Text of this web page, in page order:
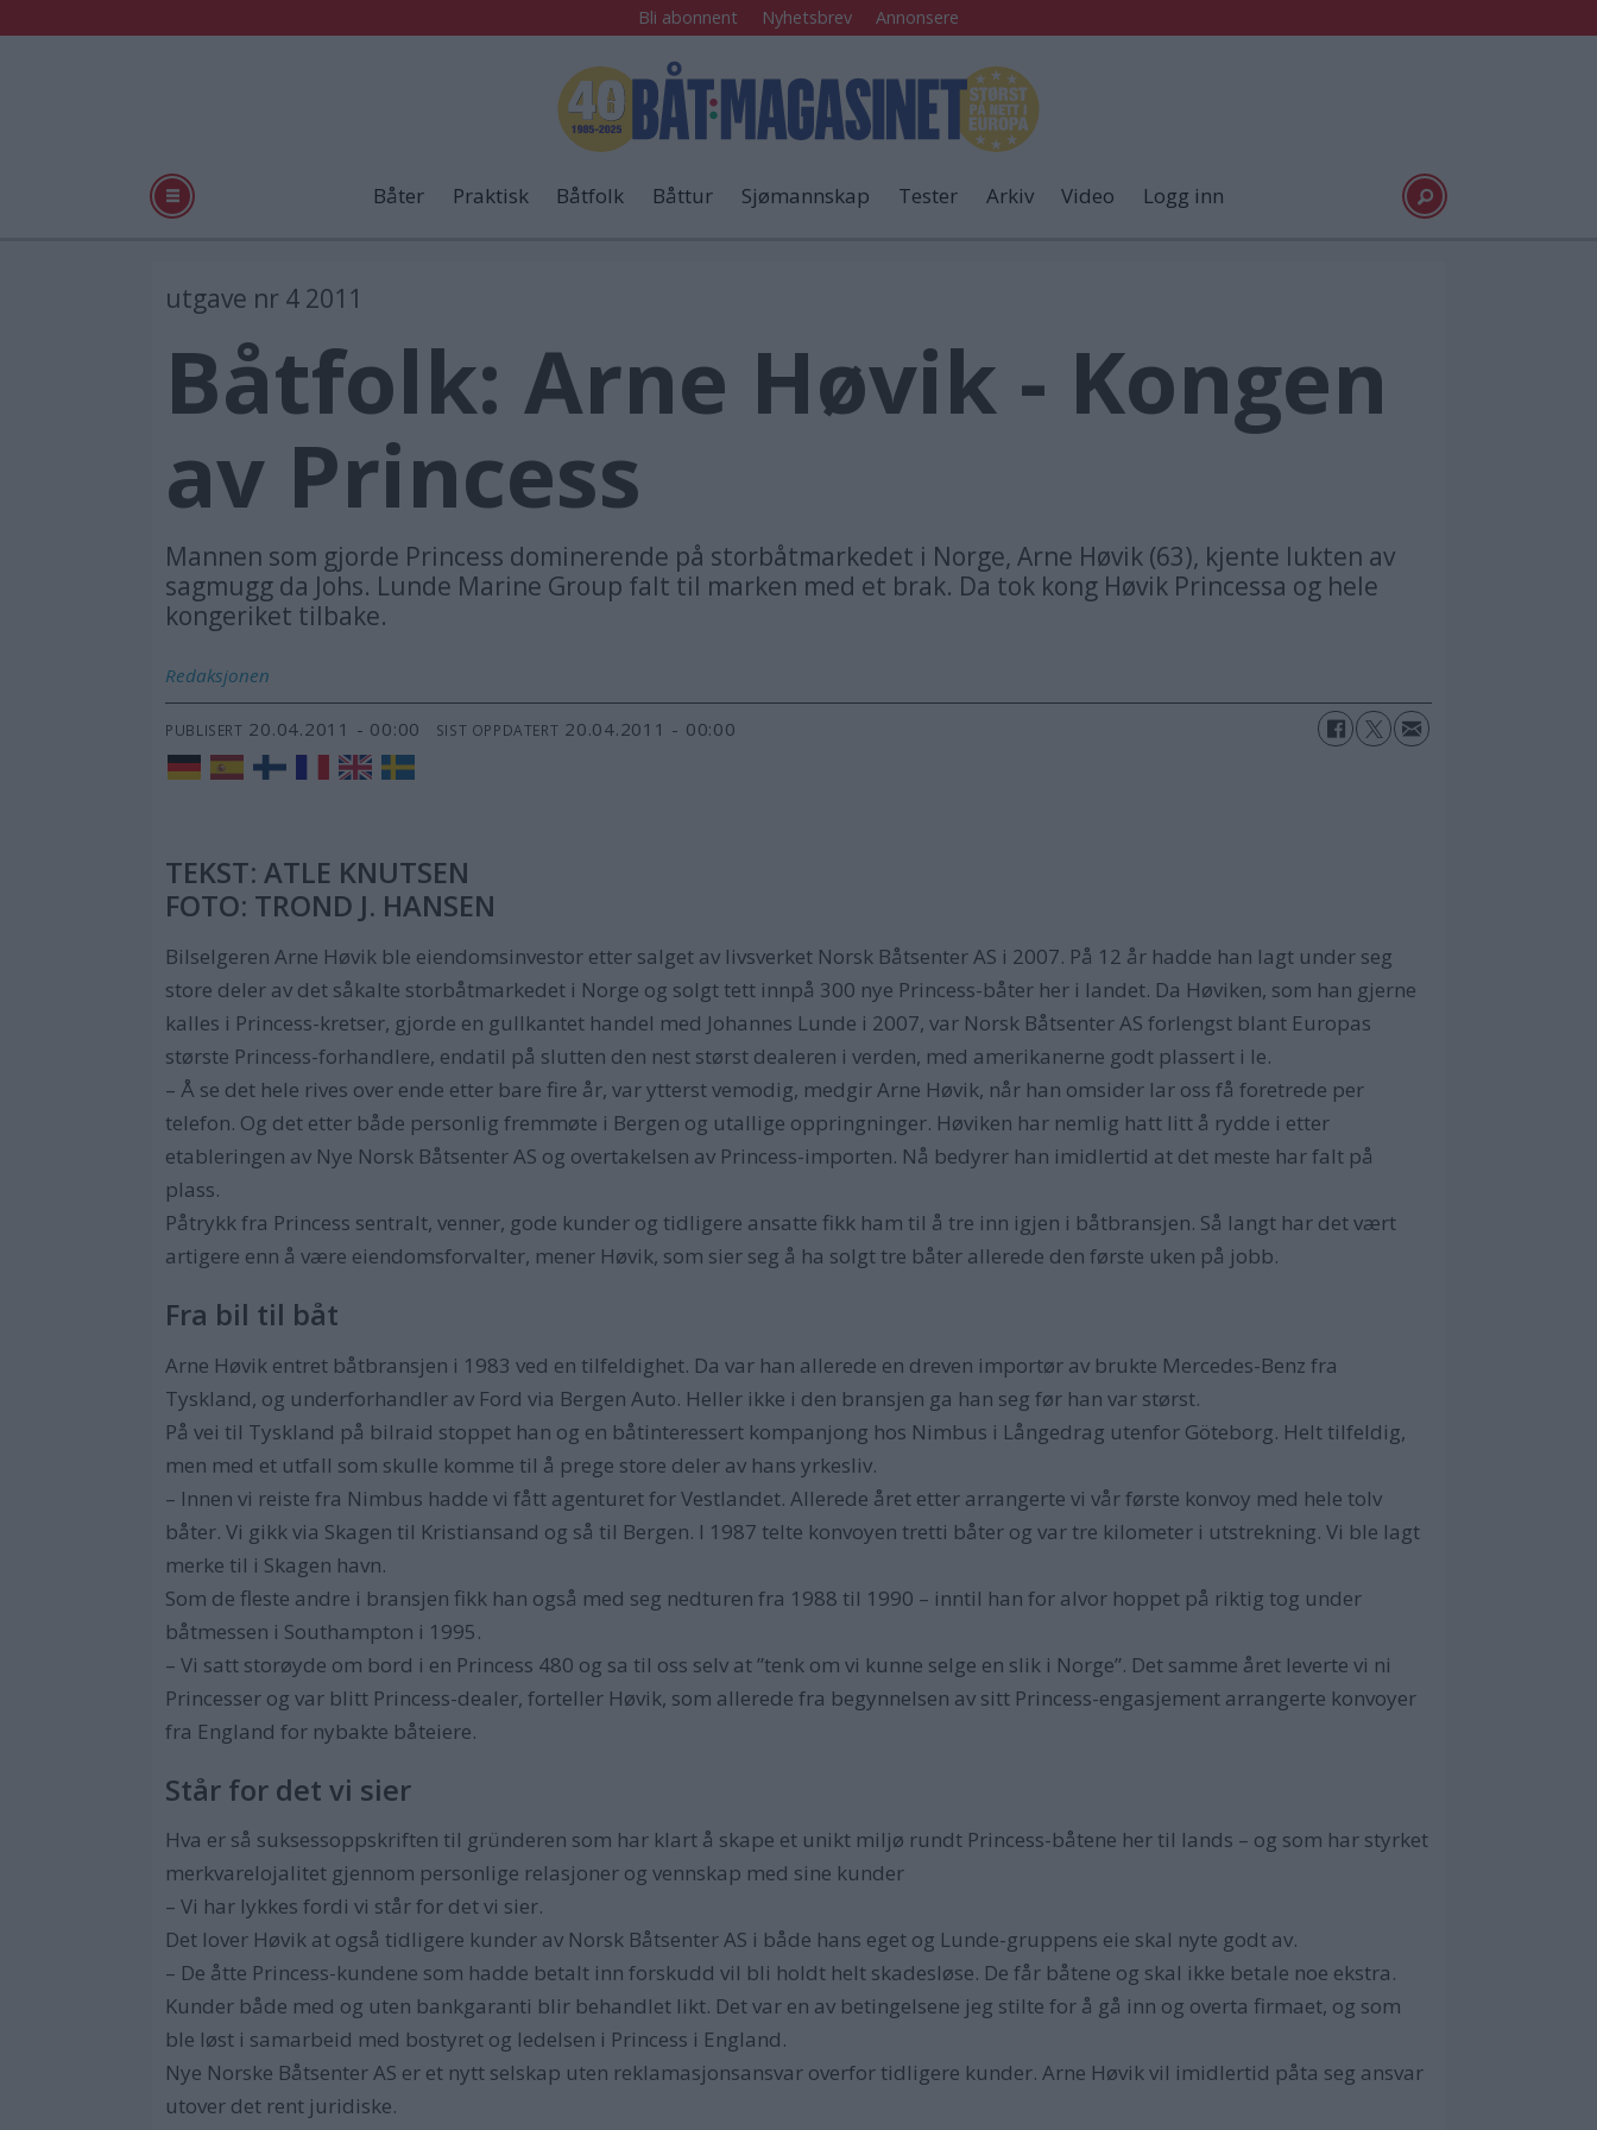
Bli abonnent Nyhetsbrev Annonsere
Båter Praktisk Båtfolk Båttur Sjømannskap Tester Arkiv Video Logg inn
utgave nr 4 2011
Båtfolk: Arne Høvik - Kongen
av Princess
Mannen som gjorde Princess dominerende på storbåtmarkedet i Norge, Arne Høvik (63), kjente lukten av
sagmugg da Johs. Lunde Marine Group falt til marken med et brak. Da tok kong Høvik Princessa og hele
kongeriket tilbake.
Redaksjonen
PUBLISERT 20.04.2011 - 00:00 SIST OPPDATERT 20.04.2011 - 00:00
TEKST: ATLE KNUTSEN
FOTO: TROND J. HANSEN
Bilselgeren Arne Høvik ble eiendomsinvestor etter salget av livsverket Norsk Båtsenter AS i 2007. På 12 år hadde han lagt under seg
store deler av det såkalte storbåtmarkedet i Norge og solgt tett innpå 300 nye Princess-båter her i landet. Da Høviken, som han gjerne
kalles i Princess-kretser, gjorde en gullkantet handel med Johannes Lunde i 2007, var Norsk Båtsenter AS forlengst blant Europas
største Princess-forhandlere, endatil på slutten den nest størst dealeren i verden, med amerikanerne godt plassert i le.
– Å se det hele rives over ende etter bare fire år, var ytterst vemodig, medgir Arne Høvik, når han omsider lar oss få foretrede per
telefon. Og det etter både personlig fremmøte i Bergen og utallige oppringninger. Høviken har nemlig hatt litt å rydde i etter
etableringen av Nye Norsk Båtsenter AS og overtakelsen av Princess-importen. Nå bedyrer han imidlertid at det meste har falt på
plass.
Påtrykk fra Princess sentralt, venner, gode kunder og tidligere ansatte fikk ham til å tre inn igjen i båtbransjen. Så langt har det vært
artigere enn å være eiendomsforvalter, mener Høvik, som sier seg å ha solgt tre båter allerede den første uken på jobb.
Fra bil til båt
Arne Høvik entret båtbransjen i 1983 ved en tilfeldighet. Da var han allerede en dreven importør av brukte Mercedes-Benz fra
Tyskland, og underforhandler av Ford via Bergen Auto. Heller ikke i den bransjen ga han seg før han var størst.
På vei til Tyskland på bilraid stoppet han og en båtinteressert kompanjong hos Nimbus i Långedrag utenfor Göteborg. Helt tilfeldig,
men med et utfall som skulle komme til å prege store deler av hans yrkesliv.
– Innen vi reiste fra Nimbus hadde vi fått agenturet for Vestlandet. Allerede året etter arrangerte vi vår første konvoy med hele tolv
båter. Vi gikk via Skagen til Kristiansand og så til Bergen. I 1987 telte konvoyen tretti båter og var tre kilometer i utstrekning. Vi ble lagt
merke til i Skagen havn.
Som de fleste andre i bransjen fikk han også med seg nedturen fra 1988 til 1990 – inntil han for alvor hoppet på riktig tog under
båtmessen i Southampton i 1995.
– Vi satt storøyde om bord i en Princess 480 og sa til oss selv at ”tenk om vi kunne selge en slik i Norge”. Det samme året leverte vi ni
Princesser og var blitt Princess-dealer, forteller Høvik, som allerede fra begynnelsen av sitt Princess-engasjement arrangerte konvoyer
fra England for nybakte båteiere.
Står for det vi sier
Hva er så suksessoppskriften til gründeren som har klart å skape et unikt miljø rundt Princess-båtene her til lands – og som har styrket
merkvarelojalitet gjennom personlige relasjoner og vennskap med sine kunder
– Vi har lykkes fordi vi står for det vi sier.
Det lover Høvik at også tidligere kunder av Norsk Båtsenter AS i både hans eget og Lunde-gruppens eie skal nyte godt av.
– De åtte Princess-kundene som hadde betalt inn forskudd vil bli holdt helt skadesløse. De får båtene og skal ikke betale noe ekstra.
Kunder både med og uten bankgaranti blir behandlet likt. Det var en av betingelsene jeg stilte for å gå inn og overta firmaet, og som
ble løst i samarbeid med bostyret og ledelsen i Princess i England.
Nye Norske Båtsenter AS er et nytt selskap uten reklamasjonsansvar overfor tidligere kunder. Arne Høvik vil imidlertid påta seg ansvar
utover det rent juridiske.